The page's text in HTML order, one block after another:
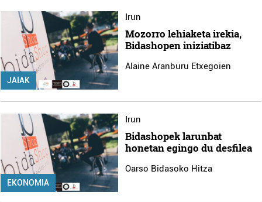
JAIAK
Irun
Mozorro lehiaketa irekia,
Bidashopen iniziatibaz
Alaine Aranburu Etxegoien
EKONOMIA
Irun
Bidashopek larunbat
honetan egingo du desfilea
Oarso Bidasoko Hitza